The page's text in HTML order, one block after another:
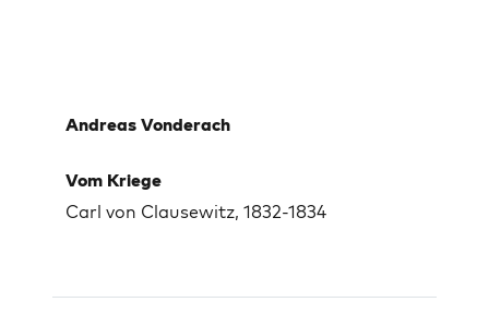
Andreas Vonderach
Vom Kriege
Carl von Clausewitz, 1832-1834